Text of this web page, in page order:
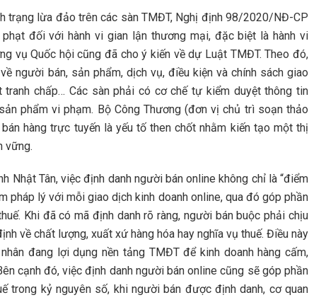
trạng lừa đảo trên các sàn TMĐT, Nghị định 98/2020/NĐ-CP
đối với hành vi gian lận thương mại, đặc biệt là hành vi
vụ Quốc hội cũng đã cho ý kiến về dự Luật TMĐT. Theo đó,
người bán, sản phẩm, dịch vụ, điều kiện và chính sách giao
tranh chấp… Các sàn phải có cơ chế tự kiểm duyệt thông tin
phẩm vi phạm. Bộ Công Thương (đơn vị chủ trì soạn thảo
hàng trực tuyến là yếu tố then chốt nhằm kiến tạo một thị
vững.
Nhật Tân, việc định danh người bán online không chỉ là “điểm
pháp lý với mỗi giao dịch kinh doanh online, qua đó góp phần
Khi đã có mã định danh rõ ràng, người bán buộc phải chịu
về chất lượng, xuất xứ hàng hóa hay nghĩa vụ thuế. Điều này
đang lợi dụng nền tảng TMĐT để kinh doanh hàng cấm,
cạnh đó, việc định danh người bán online cũng sẽ góp phần
trong kỷ nguyên số, khi người bán được định danh, cơ quan